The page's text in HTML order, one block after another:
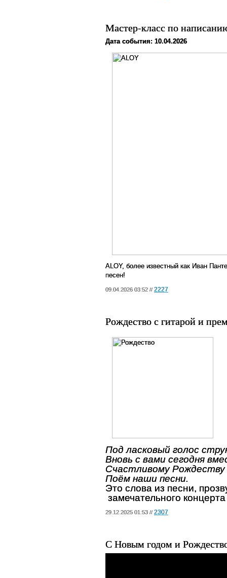
Мастер-класс по
Дата события: 10.04.2026
ALOY, более известный как Иван
песен!
09.04.2026 03:52 // 2227
Рождество с гитарой и
Под ласковый голос
Вновь с вами сегодня
Счастливому Рождеству
Поём наши песни.
Это слова из песни,
замечательного
29.12.2025 01:53 // 2307
С Новым годом и